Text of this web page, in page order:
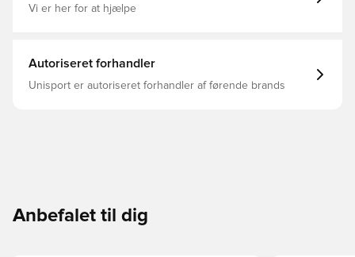
Vi er her for at hjælpe
Autoriseret forhandler
Unisport er autoriseret forhandler af førende brands
Anbefalet til dig